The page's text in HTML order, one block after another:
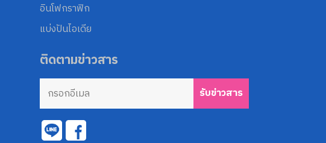
อินโฟกราฟิก
แบ่งปันไอเดีย
ติดตามข่าวสาร